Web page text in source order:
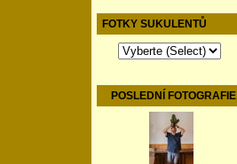
FOTKY SUKULENTŮ
POSLEDNÍ FOTOGRAFIE